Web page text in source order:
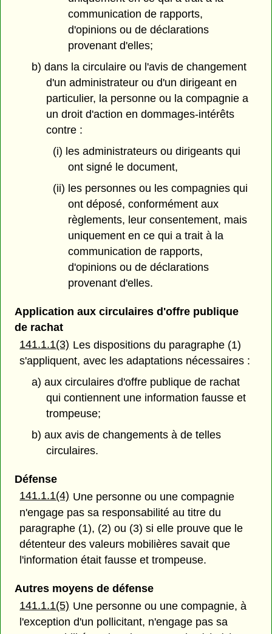
communication de rapports,
d'opinions ou de déclarations
provenant d'elles;
b) dans la circulaire ou l'avis de changement
d'un administrateur ou d'un dirigeant en
particulier, la personne ou la compagnie a
un droit d'action en dommages-intérêts
contre :
(i) les administrateurs ou dirigeants qui
ont signé le document,
(ii) les personnes ou les compagnies qui
ont déposé, conformément aux
règlements, leur consentement, mais
uniquement en ce qui a trait à la
communication de rapports,
d'opinions ou de déclarations
provenant d'elles.
Application aux circulaires d'offre publique
de rachat
141.1.1(3) Les dispositions du paragraphe (1)
s'appliquent, avec les adaptations nécessaires :
a) aux circulaires d'offre publique de rachat
qui contiennent une information fausse et
trompeuse;
b) aux avis de changements à de telles
circulaires.
Défense
141.1.1(4) Une personne ou une compagnie
n'engage pas sa responsabilité au titre du
paragraphe (1), (2) ou (3) si elle prouve que le
détenteur des valeurs mobilières savait que
l'information était fausse et trompeuse.
Autres moyens de défense
141.1.1(5) Une personne ou une compagnie, à
l'exception d'un pollicitant, n'engage pas sa